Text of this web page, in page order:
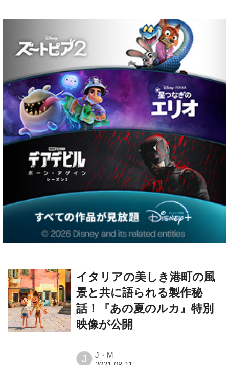
イタリアの美しき港町の風
景と共に語られる製作秘
話！『あの夏のルカ』特別
映像が公開
J J・M